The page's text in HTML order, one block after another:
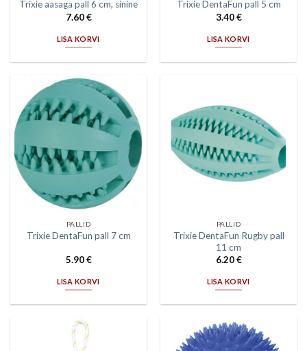
Trixie aasaga pall 6 cm, sinine
7.60€
LISA KORVI
Trixie DentaFun pall 5 cm
3.40€
LISA KORVI
PALLID
Trixie DentaFun pall 7 cm
5.90€
LISA KORVI
PALLID
Trixie DentaFun Rugby pall
11 cm
6.20€
LISA KORVI